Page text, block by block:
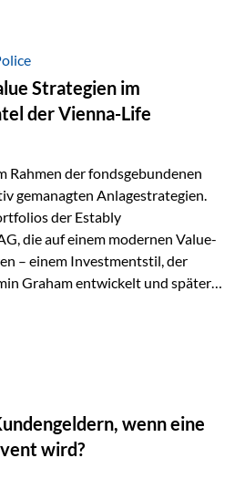
anderem die praxisnahen
Klaus Rost, der seit vielen Jahren
Strategien im
der Vienna-Life
Rahmen der fondsgebundenen
gemanagten Anlagestrategien.
der Estably
die auf einem modernen Value-
– einem Investmentstil, der
Graham entwickelt und später
als Grundlage Der
deren Börsenkurs unter ihrem
klassischen
auch qualitative Faktoren
und
wenn eine
wird?